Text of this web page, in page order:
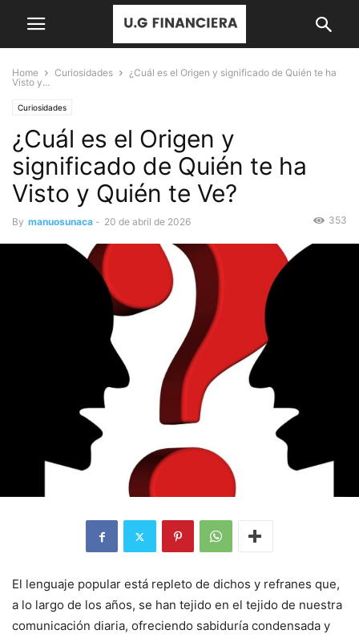
Home Curiosidades
¿Cuál es el Origen y significado de Quién te ha
Visto y...
Curiosidades
¿Cuál es el Origen y
significado de Quién te ha
Visto y Quién te Ve?
By manuosunaca - 20 de abril de 2026 353
El lenguaje popular está repleto de dichos y refranes que,
a lo largo de los años, se han tejido en el tejido de nuestra
comunicación diaria, ofreciendo sabiduría condensada y